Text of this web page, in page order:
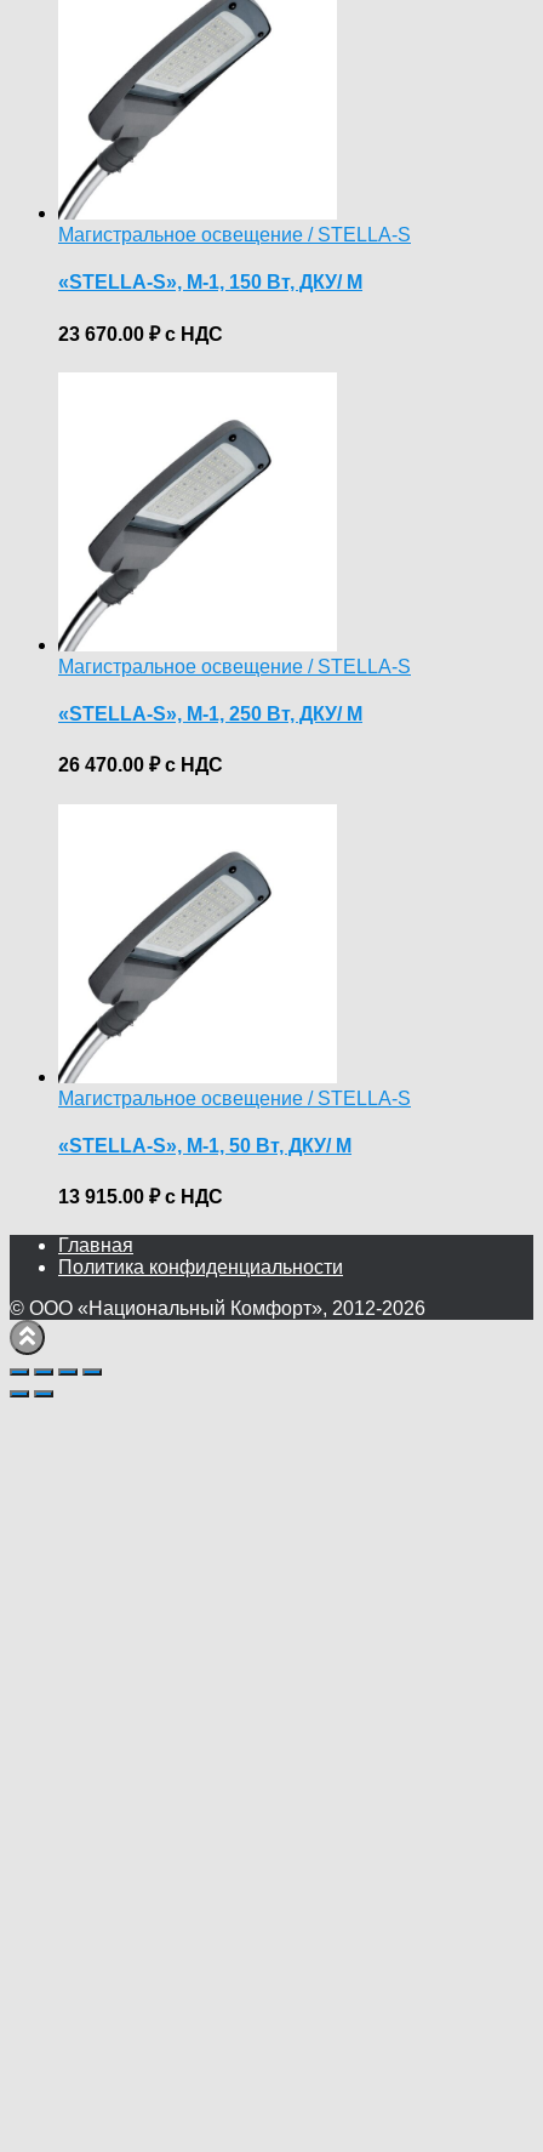
Магистральное освещение / STELLA-S
«STELLA-S», М-1, 150 Вт, ДКУ/ M
23 670.00 ₽с НДС
Магистральное освещение / STELLA-S
«STELLA-S», М-1, 250 Вт, ДКУ/ M
26 470.00 ₽с НДС
Магистральное освещение / STELLA-S
«STELLA-S», М-1, 50 Вт, ДКУ/ M
13 915.00 ₽с НДС
Главная
Политика конфиденциальности
© ООО «Национальный Комфорт», 2012-2026